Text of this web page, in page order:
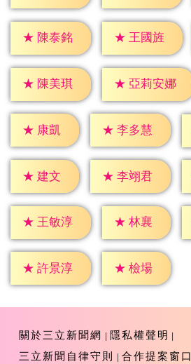
★ 陳泰銘 ★ 王國旌
★ 陳美琪 ★ 亞莉安娜
★ 康凱 ★ 李多慧
★ 建文 ★ 李翊君
★ 王敏淳 ★ 林襄
★ 許景淳 ★ 檢場
關於三立新聞網
隱私權聲明
三立新聞自律守則
合作提案窗口